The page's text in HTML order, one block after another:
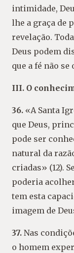
intimidade,
lhe a graça de
revelação.
Deus podem
que a fé não se
III. O
36. «A Santa
que Deus,
pode ser
natural da
criadas» (12).
poderia
tem esta
imagem de
37. Nas
o homem